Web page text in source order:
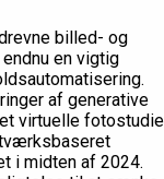
billed- og
en vigtig
af generative
virtuelle fotostudie
i midten af 2024.